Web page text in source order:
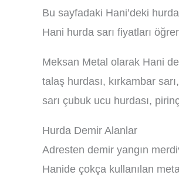
Bu sayfadaki Hani’deki
Hani hurda sarı fiyatları
Meksan Metal olarak Hani
talaş hurdası, kırkambar
sarı çubuk ucu hurdası,
Hurda Demir Alanlar
Adresten demir yangın
Hanide çokça kullanılan